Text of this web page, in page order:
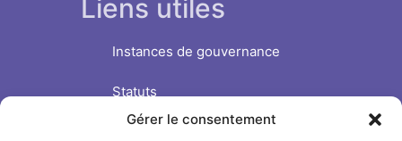
Gérer le consentement
Liens utiles
Instances de gouvernance
Statuts